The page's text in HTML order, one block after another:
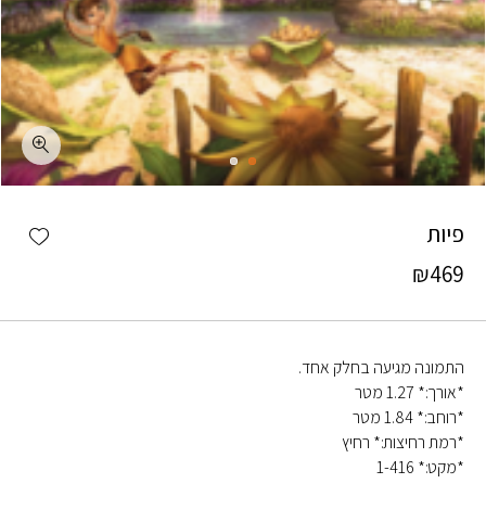
פיות
₪469
התמונה מגיעה בחלק אחד.
*אורך:* 1.27 מטר
*רוחב:* 1.84 מטר
*רמת רחיצות:* רחיץ
*מקט:* 1-416